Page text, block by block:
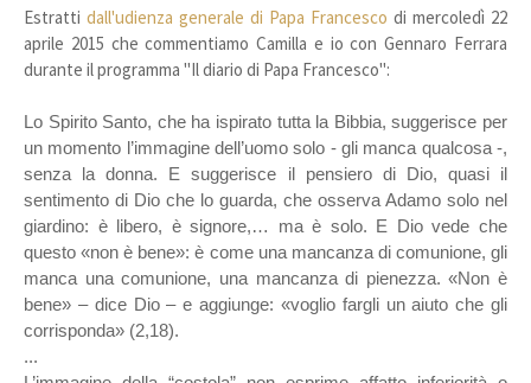
Estratti dall'udienza generale di Papa Francesco di mercoledì 22
aprile 2015 che commentiamo Camilla e io con Gennaro Ferrara
durante il programma "Il diario di Papa Francesco":
Lo Spirito Santo, che ha ispirato tutta la Bibbia, suggerisce per
un momento l’immagine dell’uomo solo - gli manca qualcosa -,
senza la donna. E suggerisce il pensiero di Dio, quasi il
sentimento di Dio che lo guarda, che osserva Adamo solo nel
giardino: è libero, è signore,… ma è solo. E Dio vede che
questo «non è bene»: è come una mancanza di comunione, gli
manca una comunione, una mancanza di pienezza. «Non è
bene» – dice Dio – e aggiunge: «voglio fargli un aiuto che gli
corrisponda» (2,18).
...